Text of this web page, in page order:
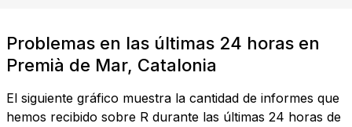
Problemas en las últimas 24 horas en
Premià de Mar, Catalonia
El siguiente gráfico muestra la cantidad de informes que
hemos recibido sobre R durante las últimas 24 horas de